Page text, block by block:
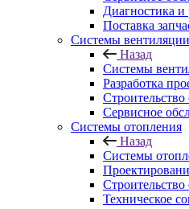
Диагностика
Поставка
Системы вентиляции
Назад
Системы
Разработка
Сервисное
Системы отопления
Назад
Системы
Техническое